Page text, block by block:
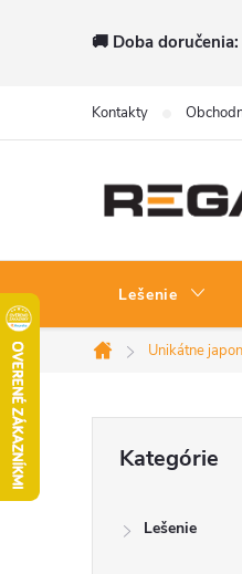
🚚 Doba doručenia:
Kontakty
Lešenie
Domov
Unikátne
kategórie
Kategórie
Lešenie